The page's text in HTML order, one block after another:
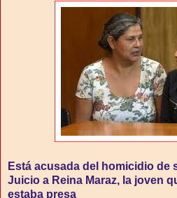
Está acusada del homicidio de
Juicio a Reina Maraz, la joven
estaba presa